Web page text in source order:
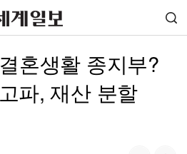
혼생활 종지부?
파, 재산 분할